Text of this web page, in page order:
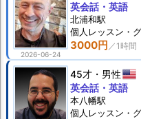
2026-06-24
3000円
英会話・英語
北浦和駅
個人 レッスン ・
45才 男性
英会話・英語
本八幡駅
個人 レッスン ・